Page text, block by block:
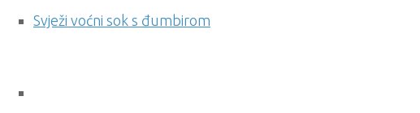
Svježi voćni sok s đumbirom